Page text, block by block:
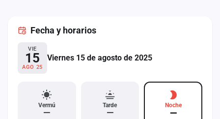
Fecha y horarios
VIE
15
AGO 25
Viernes 15 de agosto de 2025
Vermú
—
Tarde
—
Noche
—
Administración
Contacto